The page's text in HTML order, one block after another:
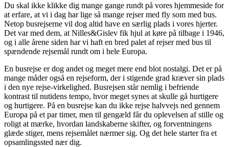
Du skal ikke klikke dig mange gange rundt på vores hjemmeside for
at erfare, at vi i dag har lige så mange rejser med fly som med bus.
Netop busrejserne vil dog altid have en særlig plads i vores hjerter.
Det var med dem, at Nilles&Gislev fik hjul at køre på tilbage i 1946,
og i alle årene siden har vi haft en bred palet af rejser med bus til
spændende rejsemål rundt om i hele Europa.
En busrejse er dog andet og meget mere end blot nostalgi. Det er på
mange måder også en rejseform, der i stigende grad kræver sin plads
i den nye rejse-virkelighed. Busrejsen står nemlig i befriende
kontrast til nutidens tempo, hvor meget synes at skulle gå hurtigere
og hurtigere. På en busrejse kan du ikke rejse halvvejs ned gennem
Europa på et par timer, men til gengæld får du oplevelsen af stille og
roligt at mærke, hvordan landskaberne skifter, og forventningens
glæde stiger, mens rejsemålet nærmer sig. Og det hele starter fra et
opsamlingssted nær dig.